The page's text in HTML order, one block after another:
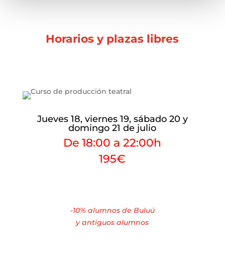
Horarios y plazas libres
Jueves 18, viernes 19, sábado 20 y
domingo 21 de julio
De 18:00 a 22:00h
195€
-10% alumnos de Buluú
y antiguos alumnos